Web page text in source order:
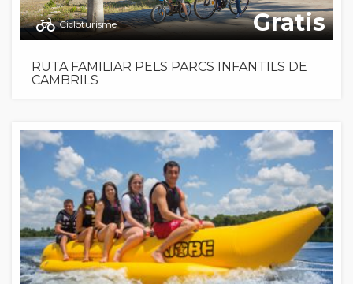
Cicloturisme Gratis
RUTA FAMILIAR PELS PARCS INFANTILS DE
CAMBRILS